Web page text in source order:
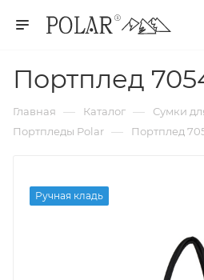
Портплед
Главная — Каталог — Сумки
Портпледы Polar — Портплед
Ручная кладь